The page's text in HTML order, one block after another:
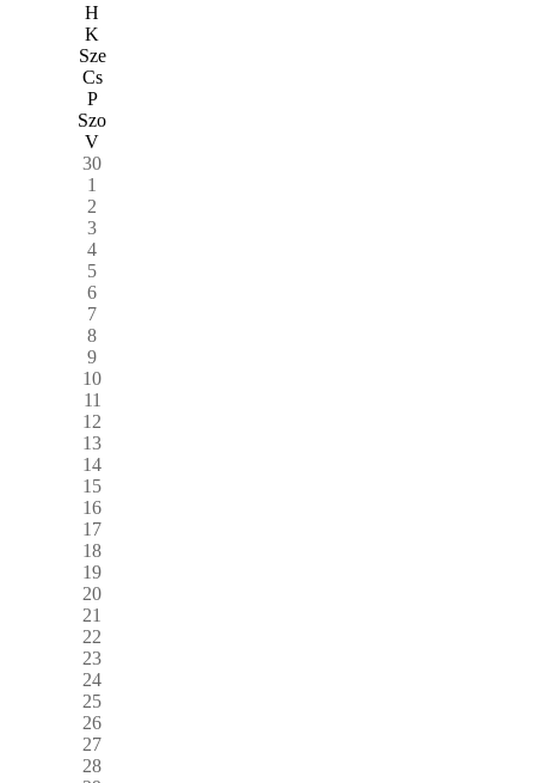
H
K
Sze
Cs
P
Szo
V
30
1
2
3
4
5
6
7
8
9
10
11
12
13
14
15
16
17
18
19
20
21
22
23
24
25
26
27
28